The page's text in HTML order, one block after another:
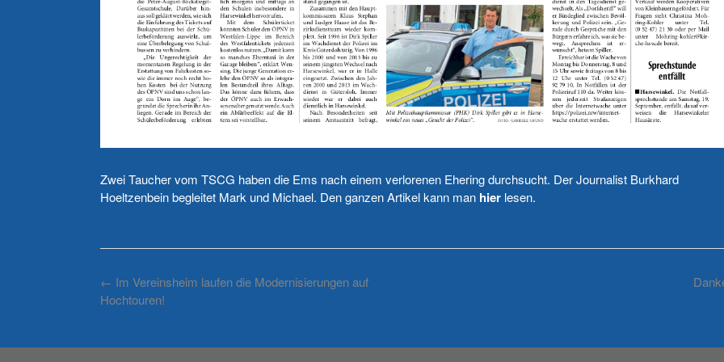
Zwei Taucher vom TSCG haben die Ems nach einem verlorenen Ehering durchsucht. Der Journalist Burkhard
Hoeltzenbein begleitet Mark und Michael. Den ganzen Artikel kann man hier lesen.
Post
navigation
← Im Vereinsheim laufen die Modernisierungen auf
Hochtouren!